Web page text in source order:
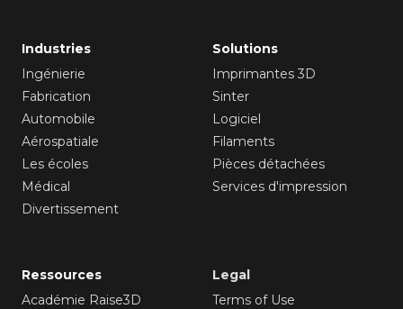
Industries
Ingénierie
Fabrication
Automobile
Aérospatiale
Les écoles
Médical
Divertissement
Solutions
Imprimantes 3D
Sinter
Logiciel
Filaments
Pièces détachées
Services d'impression
Ressources
Académie Raise3D
Legal
Terms of Use